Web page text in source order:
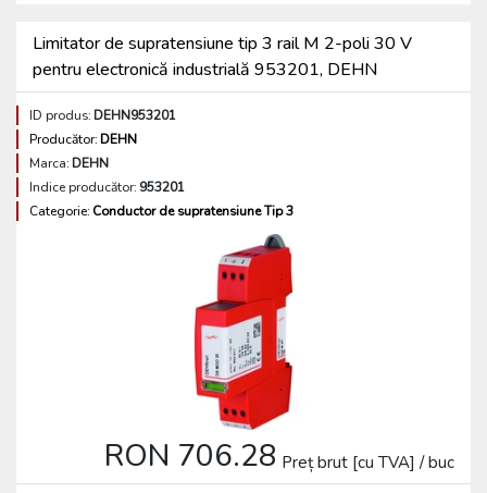
Limitator de supratensiune tip 3 rail M 2-poli 30 V
pentru electronică industrială 953201, DEHN
ID produs:DEHN953201
Producător:DEHN
Marca:DEHN
Indice producător: 953201
Categorie: Conductor de supratensiune Tip 3
RON 706.28 Preț brut [cu TVA] / buc